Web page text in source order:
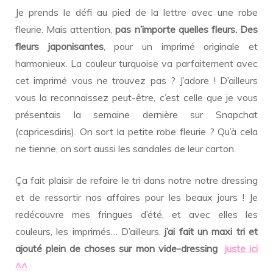
Je prends le défi au pied de la lettre avec une robe
fleurie. Mais attention,pas n’importe quelles fleurs. Des
fleurs japonisantes, pour un imprimé originale et
harmonieux. La couleur turquoise va parfaitement avec
cet imprimé vous ne trouvez pas ? J’adore ! D’ailleurs
vous la reconnaissez peut-être, c’est celle que je vous
présentais la semaine dernière sur Snapchat
(capricesdiris). On sort la petite robe fleurie ? Qu’à cela
ne tienne, on sort aussi les sandales de leur carton.
Ça fait plaisir de refaire le tri dans notre notre dressing
et de ressortir nos affaires pour les beaux jours ! Je
redécouvre mes fringues d’été, et avec elles les
couleurs, les imprimés… D’ailleurs,j’ai fait un maxi tri et
ajouté plein de choses sur mon vide-dressing juste ici
^^